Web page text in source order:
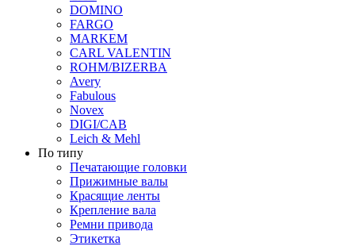
DOMINO
FARGO
MARKEM
CARL VALENTIN
ROHM/BIZERBA
Avery
Fabulous
Novex
DIGI/CAB
Leich & Mehl
По типу
Печатающие головки
Прижимные валы
Красящие ленты
Крепление вала
Ремни привода
Этикетка